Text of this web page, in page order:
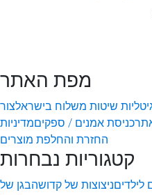
מפת האתר
שיטות משלוח בישראלצור
כניסת אמנים / ספקיםמדיניות
החזרת והחלפת מוצרים
קטגוריות נבחרות
לילדיםניצוצות של קדושהבגן של